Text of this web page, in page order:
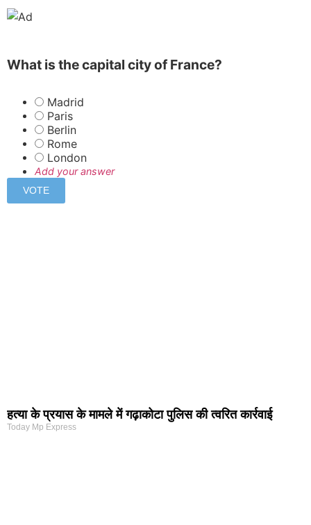
What is the capital city of France?
Madrid
Paris
Berlin
Rome
London
Add your answer
हत्या के प्रयास के मामले में गढ़ाकोटा पुलिस की त्वरित कार्रवाई
Today Mp Express